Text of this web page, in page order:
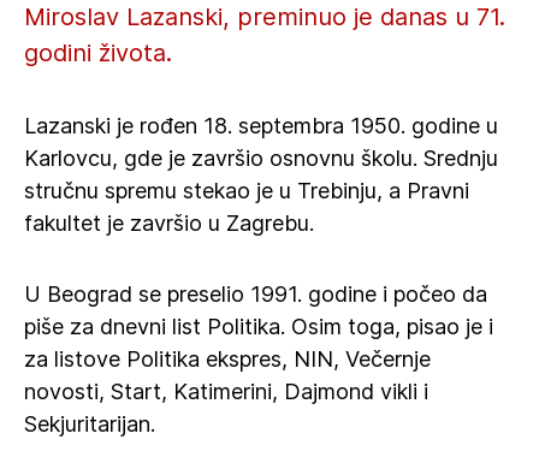
Miroslav Lazanski, preminuo je danas u 71.
godini života.
Lazanski je rođen 18. septembra 1950. godine u
Karlovcu, gde je završio osnovnu školu. Srednju
stručnu spremu stekao je u Trebinju, a Pravni
fakultet je završio u Zagrebu.
U Beograd se preselio 1991. godine i počeo da
piše za dnevni list Politika. Osim toga, pisao je i
za listove Politika ekspres, NIN, Večernje
novosti, Start, Katimerini, Dajmond vikli i
Sekjuritarijan.